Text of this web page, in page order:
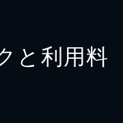
と利用料